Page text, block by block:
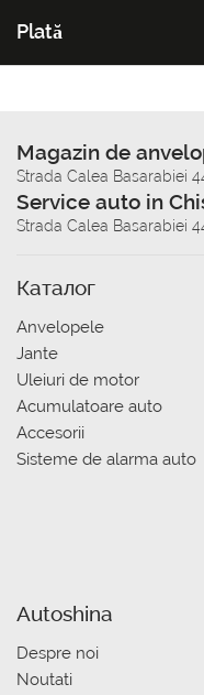
Plată
Magazin de
Strada Calea Basarabiei
Service auto in
Strada Calea Basarabiei
Каталог
Anvelopele
Jante
Uleiuri de motor
Acumulatoare auto
Accesorii
Sisteme de alarma auto
Autoshina
Despre noi
Noutati